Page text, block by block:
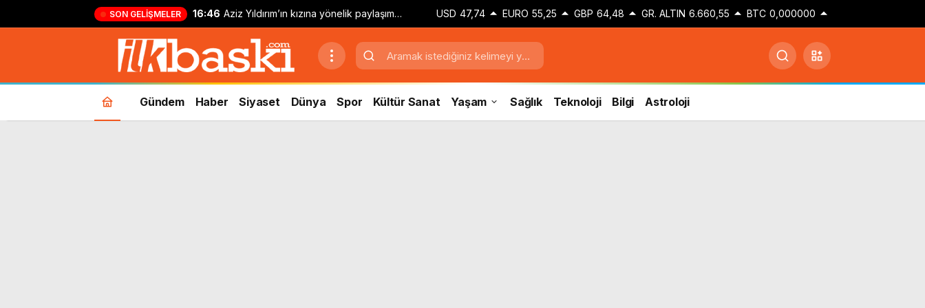
SON GELIŞMELER 16:46 Aziz Yıldırım’ın kızına yönelik paylaşım
yapan kişi hakkında adli kontrol kararı
USD 47,74 EURO 55,25 GBP 64,48 GR. ALTIN 6.660,55 BTC 0,000000
Gündem Haber Siyaset Dünya Spor Kültür Sanat Yaşam Sağlık Teknoloji Bilgi Astroloji